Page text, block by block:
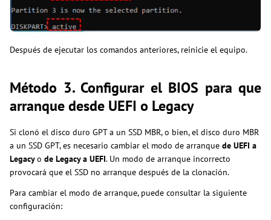
Después de ejecutar los comandos anteriores, reinicie el equipo.
Método 3. Configurar el BIOS para que
arranque desde UEFI o Legacy
Si clonó el disco duro GPT a un SSD MBR, o bien, el disco duro MBR
a un SSD GPT, es necesario cambiar el modo de arranque de UEFI a
Legacyo de Legacy a UEFI. Un modo de arranque incorrecto
provocará que el SSD no arranque después de la clonación.
Para cambiar el modo de arranque, puede consultar la siguiente
configuración: